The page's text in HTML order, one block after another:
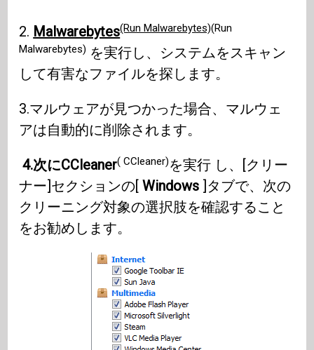
2. Malwarebytes(Run Malwarebytes)(Run
Malwarebytes) を実行し、システムをスキャン
して有害なファイルを探します。
3.マルウェアが見つかった場合、マルウェ
アは自動的に削除されます。
4.次にCCleaner( CCleaner)を実行 し、[クリー
ナー]セクションの[Windows ]タブで、次の
クリーニング対象の選択肢を確認すること
をお勧めします。